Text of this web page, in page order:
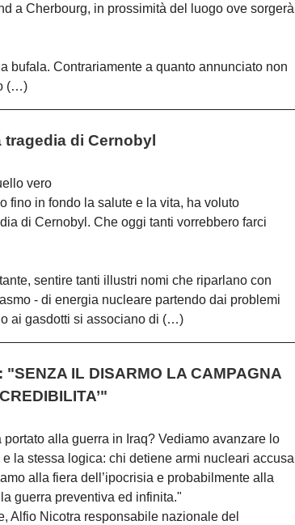
a Cherbourg, in prossimità del luogo ove sorgerà
bufala. Contrariamente a quanto annunciato non
(…)
tragedia di Cernobyl
vero
fino in fondo la salute e la vita, ha voluto
di Cernobyl. Che oggi tanti vorrebbero farci
sentire tanti illustri nomi che riparlano con
- di energia nucleare partendo dai problemi
ai gasdotti si associano di (…)
"SENZA IL DISARMO LA CAMPAGNA
alla guerra in Iraq? Vediamo avanzare lo
la stessa logica: chi detiene armi nucleari accusa
alla fiera dell’ipocrisia e probabilmente alla
guerra preventiva ed infinita."
Alfio Nicotra responsabile nazionale del